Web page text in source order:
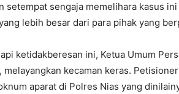
setempat sengaja memelihara kasus
lebih besar dari para pihak yang
ketidakberesan ini, Ketua Umum
melayangkan kecaman keras.
aparat di Polres Nias yang